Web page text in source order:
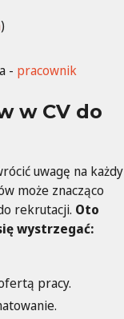
)
- pracownik
w CV do
uwagę na każdy
może znacząco
rekrutacji. Oto
wystrzegać:
pracy.